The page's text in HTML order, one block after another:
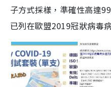
子方式採樣，準確性高達
已列在歐盟2019冠狀病毒